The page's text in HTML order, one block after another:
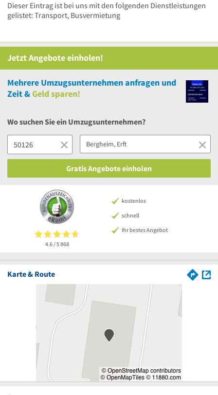
Dieser Eintrag ist bei uns mit den folgenden Dienstleistungen
gelistet: Transport, Busvermietung
Jetzt Angebote einholen!
Mehrere Umzugsunternehmen anfragen und
Zeit &Geld sparen!
Wo suchen Sie ein Umzugsunternehmen?
Gratis Angebote einholen
4.6 / 5868
kostenlos
schnell
Ihr bestes Angebot
Karte & Route